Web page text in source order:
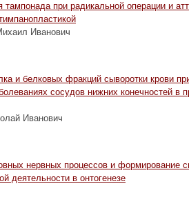
тампонада при радикальной операции и
Иванович
и белковых фракций сыворотки крови
сосудов нижних конечностей в
Иванович
нервных процессов и формирование
деятельности в онтогенезе